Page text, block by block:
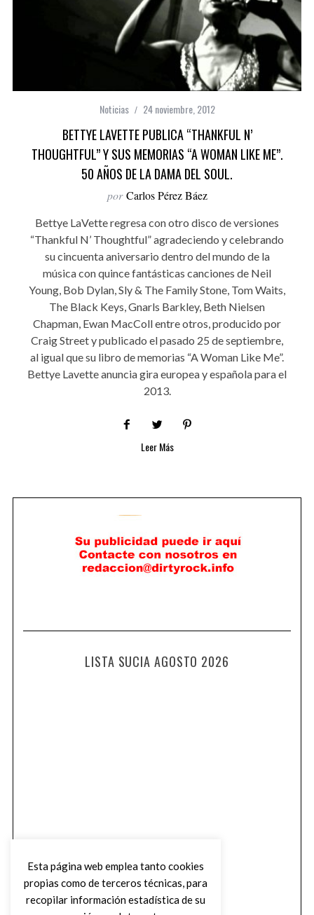
Noticias 24 noviembre, 2012
BETTYE LAVETTE PUBLICA “THANKFUL N’
THOUGHTFUL” Y SUS MEMORIAS “A WOMAN LIKE ME”.
50 AÑOS DE LA DAMA DEL SOUL.
por Carlos Pérez Báez
Bettye LaVette regresa con otro disco de versiones
“Thankful N’ Thoughtful” agradeciendo y celebrando
su cincuenta aniversario dentro del mundo de la
música con quince fantásticas canciones de Neil
Young, Bob Dylan, Sly & The Family Stone, Tom Waits,
The Black Keys, Gnarls Barkley, Beth Nielsen
Chapman, Ewan MacColl entre otros, producido por
Craig Street y publicado el pasado 25 de septiembre,
al igual que su libro de memorias “A Woman Like Me”.
Bettye Lavette anuncia gira europea y española para el
2013.
Leer Más
LISTA SUCIA AGOSTO 2026
Esta página web emplea tanto cookies
propias como de terceros técnicas, para
recopilar información estadística de su